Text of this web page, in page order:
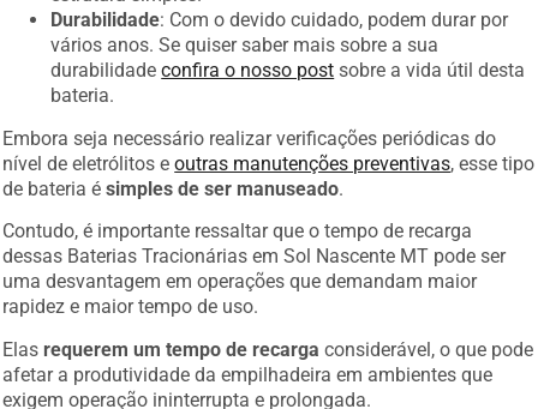
Durabilidade: Com o devido cuidado, podem durar por
vários anos. Se quiser saber mais sobre a sua
durabilidadeconfira o nosso post sobre a vida útil desta
bateria.
Embora seja necessário realizar verificações periódicas do
nível de eletrólitos eoutras manutenções preventivas , esse tipo
de bateria ésimples de ser manuseado
Contudo, é importante ressaltar que o tempo de recarga
dessas Baterias Tracionárias em Sol Nascente MT pode ser
uma desvantagem em operações que demandam maior
rapidez e maior tempo de uso.
Elas requerem um tempo de recarga considerável, o que pode
afetar a produtividade da empilhadeira em ambientes que
exigem operação ininterrupta e prolongada.